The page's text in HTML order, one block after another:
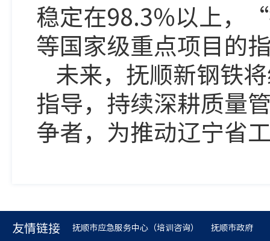
稳定在98.3%以上，
等国家级重点项目的
未来，抚顺新钢铁
指导，持续深耕质量
争者，为推动辽宁省
友情链接 抚顺市应急服务中心（培训咨询） 抚顺市政府